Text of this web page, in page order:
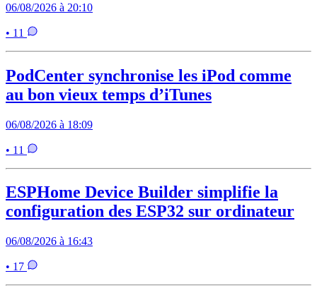
06/08/2026 à 20:10
• 11
PodCenter synchronise les iPod comme
au bon vieux temps d’iTunes
06/08/2026 à 18:09
• 11
ESPHome Device Builder simplifie la
configuration des ESP32 sur ordinateur
06/08/2026 à 16:43
• 17